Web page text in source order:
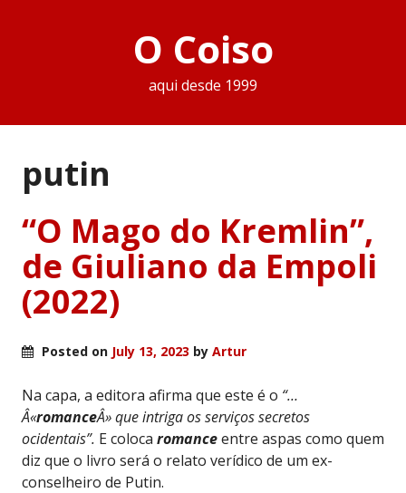
O Coiso
aqui desde 1999
putin
“O Mago do Kremlin”,
de Giuliano da Empoli
(2022)
Posted on July 13, 2023 by Artur
Na capa, a editora afirma que este é o “…
Â«romanceÂ» que intriga os serviços secretos
ocidentais”. E coloca romanceentre aspas como quem
diz que o livro será o relato verídico de um ex-
conselheiro de Putin.